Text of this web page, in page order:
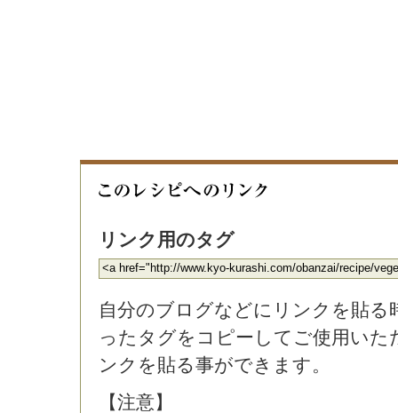
リンク用のタグ
自分のブログなどにリンクを貼る
ったタグをコピーしてご使用いた
ンクを貼る事ができます。
【注意】